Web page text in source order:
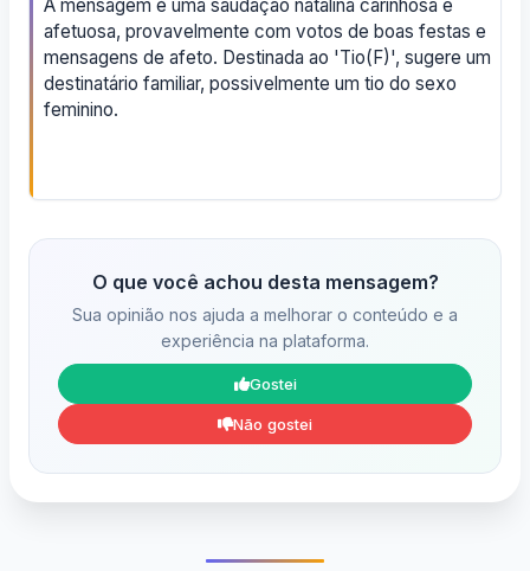
A mensagem é uma saudação natalina carinhosa e
afetuosa, provavelmente com votos de boas festas e
mensagens de afeto. Destinada ao 'Tio(F)', sugere um
destinatário familiar, possivelmente um tio do sexo
feminino.
O que você achou desta mensagem?
Sua opinião nos ajuda a melhorar o conteúdo e a
experiência na plataforma.
Gostei
Não gostei